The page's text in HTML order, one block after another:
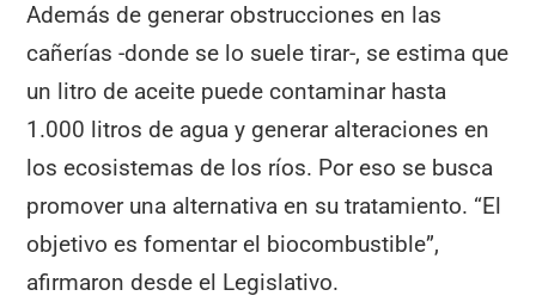
Además de generar obstrucciones en las
cañerías -donde se lo suele tirar-, se estima que
un litro de aceite puede contaminar hasta
1.000 litros de agua y generar alteraciones en
los ecosistemas de los ríos. Por eso se busca
promover una alternativa en su tratamiento. “El
objetivo es fomentar el biocombustible”,
afirmaron desde el Legislativo.